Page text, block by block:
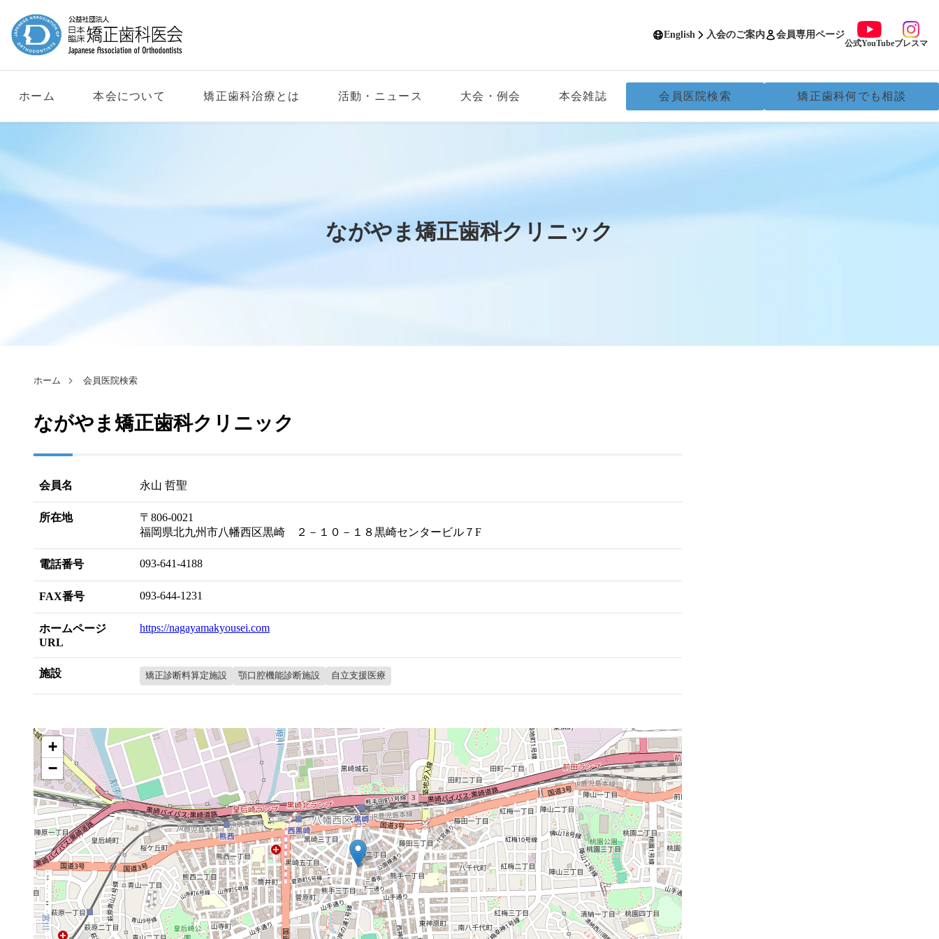
English 入会のご案内 会員専用ページ
公式YouTubeブレスマ
ホーム 本会について 矯正歯科治療とは 活動・ニュース 大会・例会 本会雑誌 会員医院検索 矯正歯科何でも相談
ながやま矯正歯科クリニック
ホーム 会員医院検索
ながやま矯正歯科クリニック
会員名 永山 哲聖
所在地
〒806-0021
福岡県北九州市八幡西区黒崎 ２－１０－１８黒崎センタービル７F
電話番号 093-641-4188
FAX番号 093-644-1231
ホームページ
URL
https://nagayamakyousei.com
施設 矯正診断料算定施設 顎口腔機能診断施設 自立支援医療
+
−